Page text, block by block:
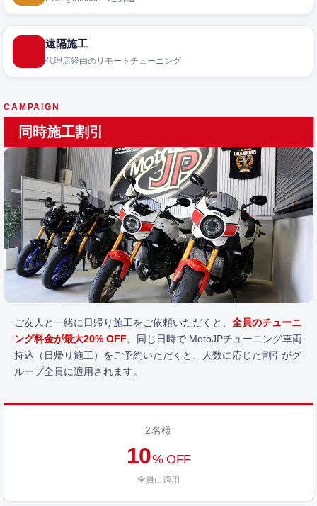
遠隔施工
代理店経由のリモートチューニング
CAMPAIGN
同時施工割引
ご友人と一緒に日帰り施工をご依頼いただくと、 全員のチューニ
ング料金が最大20% OFF。同じ日時で MotoJPチューニング車両
持込（日帰り施工）をご予約いただくと、人数に応じた割引がグ
ループ全員に適用されます。
2名様
10% OFF
全員に適用